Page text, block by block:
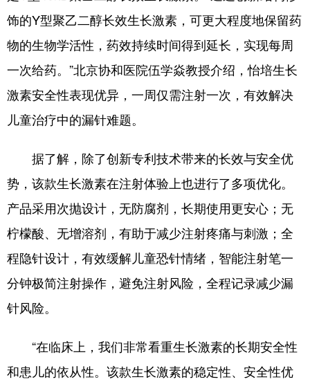
辽宁 吉林 上海 江苏
浙江 安徽 福建 江西
山东 河南 湖北 湖南
广东 广西 海南 重庆
四川 贵州
陕西 甘肃 青海 宁夏
新疆 内蒙古 黑龙江
多语种频道
饰的Y型聚乙二醇长效生长激素，可更大程度地保留药
物的生物学活性，药效持续时间得到延长，实现每周
一次给药。”北京协和医院伍学焱教授介绍，怡培生长
激素安全性表现优异，一周仅需注射一次，有效解决
儿童治疗中的漏针难题。
据了解，除了创新专利技术带来的长效与安全优
势，该款生长激素在注射体验上也进行了多项优化。
产品采用次抛设计，无防腐剂，长期使用更安心；无
柠檬酸、无增溶剂，有助于减少注射疼痛与刺激；全
程隐针设计，有效缓解儿童恐针情绪，智能注射笔一
分钟极简注射操作，避免注射风险，全程记录减少漏
针风险。
“在临床上，我们非常看重生长激素的长期安全性
和患儿的依从性。该款生长激素的稳定性、安全性优